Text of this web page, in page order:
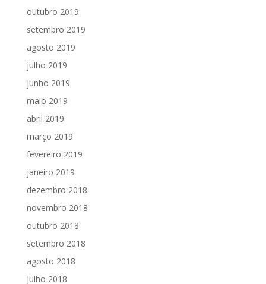
outubro 2019
setembro 2019
agosto 2019
julho 2019
junho 2019
maio 2019
abril 2019
março 2019
fevereiro 2019
janeiro 2019
dezembro 2018
novembro 2018
outubro 2018
setembro 2018
agosto 2018
julho 2018